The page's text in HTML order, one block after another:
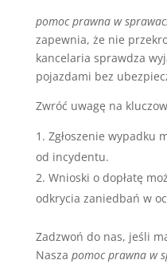
pomoc prawna w
zapewnia, że nie
kancelaria sprawdza
pojazdami bez
Zwróć uwagę na
Zgłoszenie wypadku
od incydentu.
Wnioski o dopłatę
odkrycia zaniedbań w
Zadzwoń do nas, jeśli
Nasza pomoc prawna w